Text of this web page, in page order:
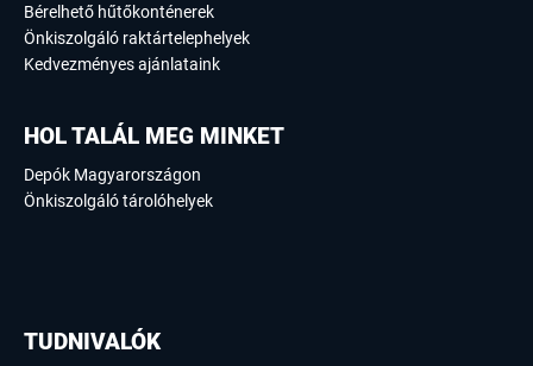
Bérelhető hűtőkonténerek
Önkiszolgáló raktártelephelyek
Kedvezményes ajánlataink
HOL TALÁL MEG MINKET
Depók Magyarországon
Önkiszolgáló tárolóhelyek
TUDNIVALÓK